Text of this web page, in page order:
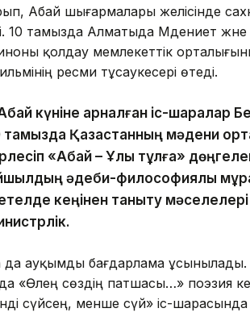
Абай шығармалары желісінде
10 тамызда Алматыда Мәдениет
қолдау мемлекеттік
ресми тұсаукесері өтеді.
күніне арналған іс-
тамызда Қазақстанның мәдени
«Абай – Ұлы тұлға»
әдеби-философиялық
кеңінен таныту
да ауқымды бағдарлама
«Өлең сөздің патшасы…» поэзия
сүйсең, менше сүй» іс-